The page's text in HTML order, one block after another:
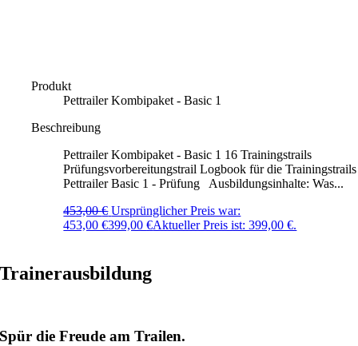
Produkt
Pettrailer Kombipaket - Basic 1
Beschreibung
Pettrailer Kombipaket - Basic 1 16 Trainingstrails
Prüfungsvorbereitungstrail Logbook für die Trainingstrails
Pettrailer Basic 1 - Prüfung Ausbildungsinhalte: Was...
453,00€ Ursprünglicher Preis war:
453,00 €399,00€Aktueller Preis ist: 399,00 €.
Trainerausbildung
Spür die Freude am Trailen.